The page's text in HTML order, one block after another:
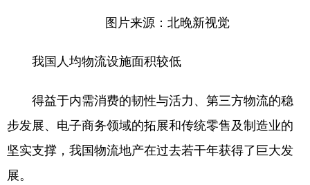
广西 海南
四川 贵州
新疆 内蒙古 黑龙江
多语种频道
图片来源：北晚新视觉
我国人均物流设施面积较低
得益于内需消费的韧性与活力、第三方物流的稳
步发展、电子商务领域的拓展和传统零售及制造业的
坚实支撑，我国物流地产在过去若干年获得了巨大发
展。